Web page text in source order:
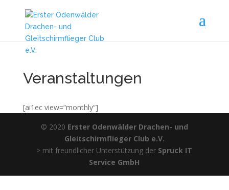
Veranstaltungen
[ai1ec view=“monthly“]
© 2020 Erster Odenwälder Drachen- und
Gleitschirmflieger Club e.V.
> mit freundlicher Unterstützung der Spruck IT
Service GmbH